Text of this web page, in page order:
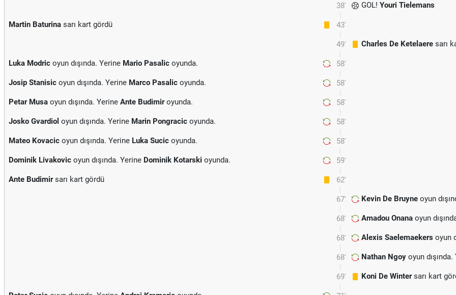
38' GOL! Youri Tielemans
43'
Martin Baturina sarı kart gördü
49' Charles De Ketelaere sarı
58'
Luka Modric oyun dışında. Yerine Mario Pasalic oyunda.
58'
Josip Stanisic oyun dışında. Yerine Marco Pasalic oyunda.
58'
Petar Musa oyun dışında. Yerine Ante Budimiroyunda.
58'
Josko Gvardiol oyun dışında. Yerine Marin Pongracic oyunda.
58'
Mateo Kovacic oyun dışında. Yerine Luka Sucic oyunda.
59'
Dominik Livakovic oyun dışında. Yerine Dominik Kotarski oyunda.
62'
Ante Budimirsarı kart gördü
67' Kevin De Bruyne oyun
68' Amadou Onana oyun
68' Alexis Saelemaekers oyun
68' Nathan Ngoy oyun
69' Koni De Wintersarı kart